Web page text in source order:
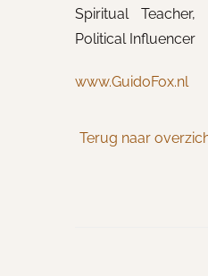
Spiritual
Political Influencer
www.GuidoFox.nl
Terug naar